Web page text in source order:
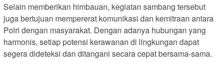
Selain memberikan himbauan, kegiatan sambang tersebut
juga bertujuan mempererat komunikasi dan kemitraan antara
Polri dengan masyarakat. Dengan adanya hubungan yang
harmonis, setiap potensi kerawanan di lingkungan dapat
segera dideteksi dan ditangani secara cepat bersama-sama.